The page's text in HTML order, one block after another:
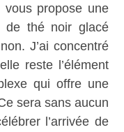
vous propose une
de thé noir glacé
J’ai concentré
reste l’élément
qui offre une
sera sans aucun
l’arrivée de